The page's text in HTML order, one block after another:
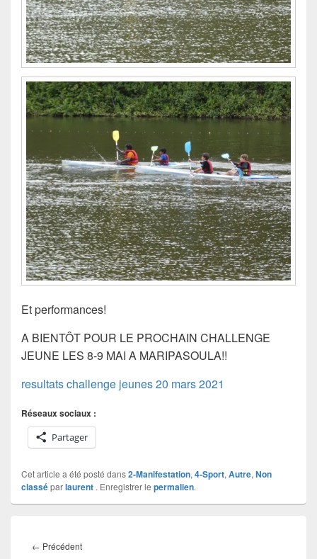
Et performances!
A BIENTÔT POUR LE PROCHAIN CHALLENGE
JEUNE LES 8-9 MAI A MARIPASOULA!!
resultats challenge jeunes 20 mars 2021
Réseaux sociaux :
Partager
Cet article a été posté dans2-Manifestation, 4-Sport, Autre, Non
classéparlaurent . Enregistrer le permalien.
de
← PrécédentArticle